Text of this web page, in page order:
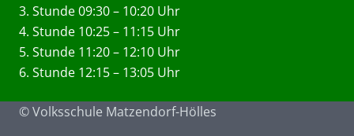
3. Stunde 09:30 – 10:20 Uhr
4. Stunde 10:25 – 11:15 Uhr
5. Stunde 11:20 – 12:10 Uhr
6. Stunde 12:15 – 13:05 Uhr
© Volksschule Matzendorf-Hölles